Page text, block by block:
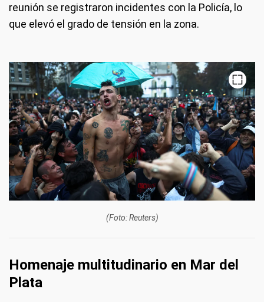
reunión se registraron incidentes con la Policía, lo
que elevó el grado de tensión en la zona.
(Foto: Reuters)
Homenaje multitudinario en Mar del
Plata